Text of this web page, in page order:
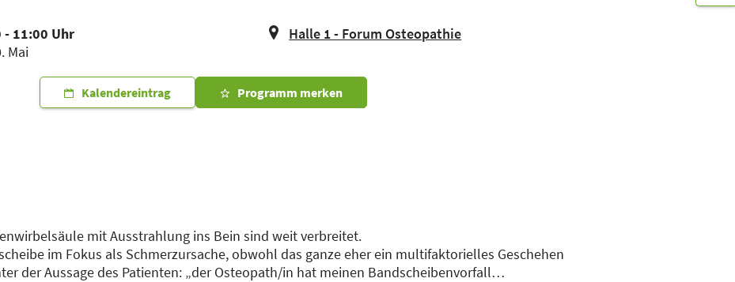
- 11:00 Uhr
Mai
Halle 1 - Forum Osteopathie
Kalendereintrag Programm merken
mit Ausstrahlung ins Bein sind weit verbreitet.
im Fokus als Schmerzursache, obwohl das ganze eher ein multifaktorielles Geschehen
der Aussage des Patienten: „der Osteopath/in hat meinen Bandscheibenvorfall